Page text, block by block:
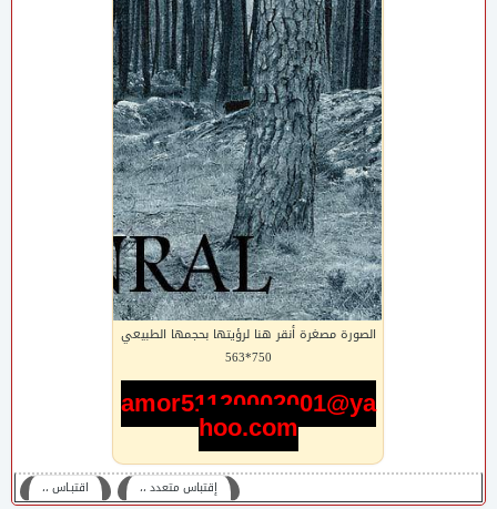
الصورة مصغرة أنقر هنا لرؤيتها بحجمها الطبيعي
750*563
amor51120002001@ya
hoo.com
اقتبـاس ،، إقتباس متعدد ،،